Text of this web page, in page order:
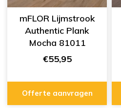
mFLOR Lijmstrook
Authentic Plank
Mocha 81011
€55,95
Offerte aanvragen